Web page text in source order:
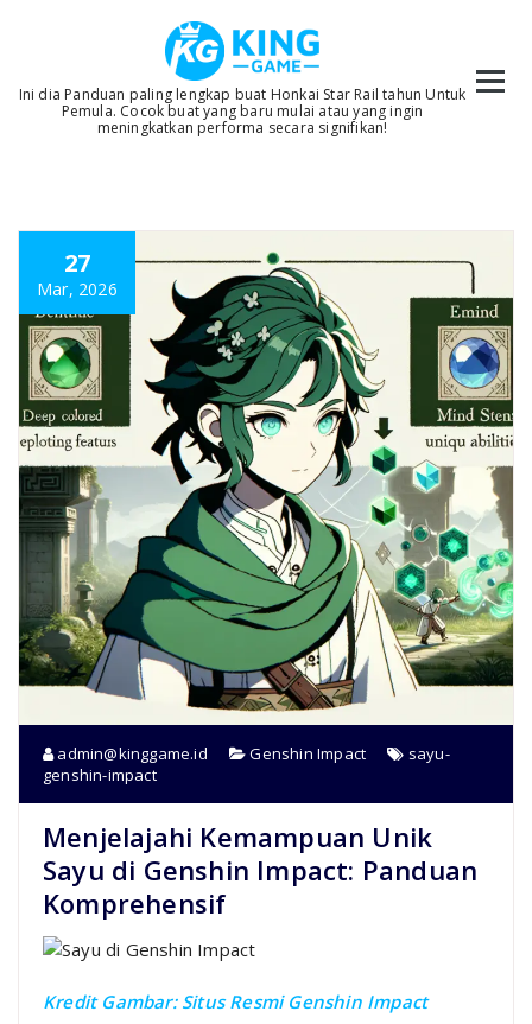
Ini dia Panduan paling lengkap buat Honkai Star Rail tahun Untuk
Pemula. Cocok buat yang baru mulai atau yang ingin
meningkatkan performa secara signifikan!
27
Mar, 2026
admin@kinggame.id Genshin Impact
sayu-
genshin-impact
Menjelajahi Kemampuan Unik
Sayu di Genshin Impact: Panduan
Komprehensif
Kredit Gambar: Situs Resmi Genshin Impact